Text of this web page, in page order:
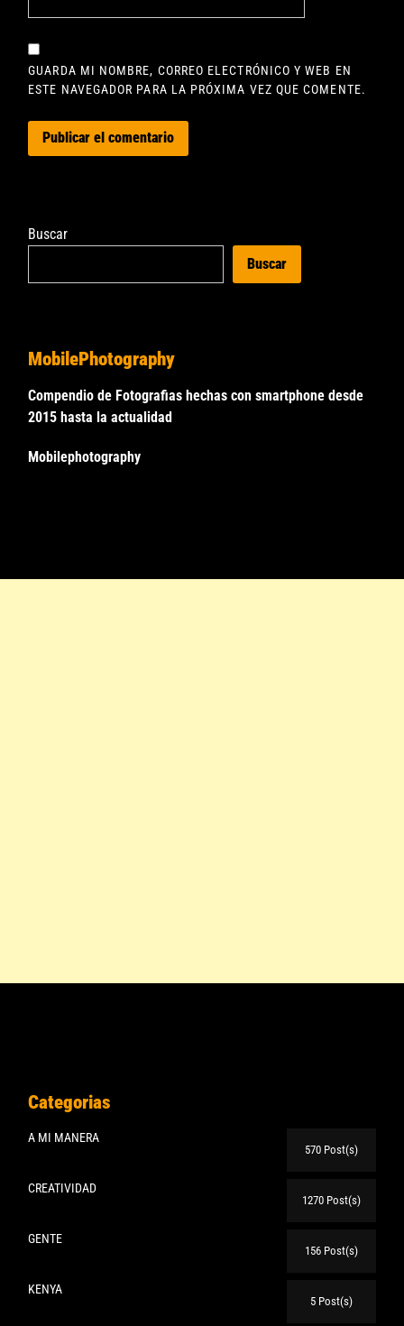
GUARDA MI NOMBRE, CORREO ELECTRÓNICO Y WEB EN
ESTE NAVEGADOR PARA LA PRÓXIMA VEZ QUE COMENTE.
Buscar
Buscar
MobilePhotography
Compendio de Fotografias hechas con smartphone desde
2015 hasta la actualidad
Mobilephotography
Categorias
A MI MANERA
570 Post(s)
CREATIVIDAD
1270 Post(s)
GENTE
156 Post(s)
KENYA
5 Post(s)